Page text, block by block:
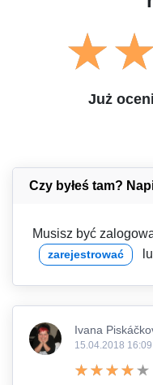
Już
Czy byłeś tam?
Musisz być
zarejestrować
Ivana
15.04.2018 16:09